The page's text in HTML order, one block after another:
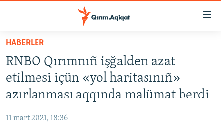
Esas
qaytmaq
Baş
navigatsiyağa
qaytmaq
Qıdıruvğa
SİYASET
İQTİSADİYAT
MEDENİYET
HABERLER
RNBO Qırımnıñ işğalden azat
etilmesi içün «yol haritasınıñ»
azırlanması aqqında malümat berdi
11 mart 2021, 18:36